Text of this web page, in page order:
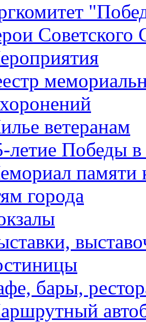
Советского
ветеранам
летие Победы
памяти
города
бары,